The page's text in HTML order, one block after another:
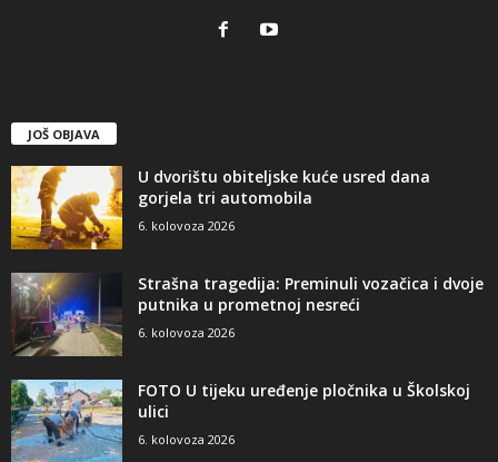
JOŠ OBJAVA
U dvorištu obiteljske kuće usred dana
gorjela tri automobila
6. kolovoza 2026
Strašna tragedija: Preminuli vozačica i dvoje
putnika u prometnoj nesreći
6. kolovoza 2026
FOTO U tijeku uređenje pločnika u Školskoj
ulici
6. kolovoza 2026